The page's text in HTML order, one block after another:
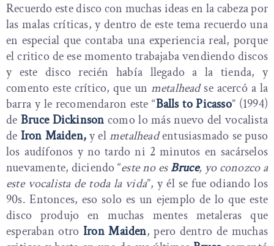
Recuerdo este disco con muchas ideas en la cabeza por
las malas críticas, y dentro de este tema recuerdo una
en especial que contaba una experiencia real, porque
el critico de ese momento trabajaba vendiendo discos
y este disco recién había llegado a la tienda, y
comento este crítico, que un metalheadse acercó a la
barra y le recomendaron este “Balls to Picasso” (1994)
de Bruce Dickinson como lo más nuevo del vocalista
de Iron Maiden,y elmetalheadentusiasmado se puso
los audífonos y no tardo ni 2 minutos en sacárselos
nuevamente, diciendo “este no esBruce, yo conozco a
este vocalista de toda la vida”, y él se fue odiando los
90s. Entonces, eso solo es un ejemplo de lo que este
disco produjo en muchas mentes metaleras que
esperaban otro Iron Maiden, pero dentro de muchas